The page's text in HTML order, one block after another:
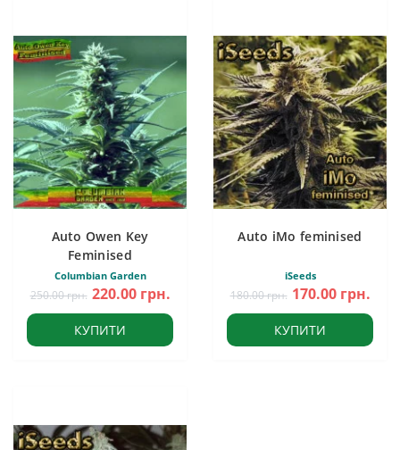
Auto Owen Key
Feminised
Columbian Garden
250.00 грн. 220.00 грн.
КУПИТИ
Auto iMo feminised
iSeeds
180.00 грн. 170.00 грн.
КУПИТИ